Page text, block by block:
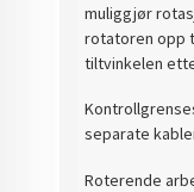
muliggjør
rotatoren opp
tiltvinkelen
separate
Roterende